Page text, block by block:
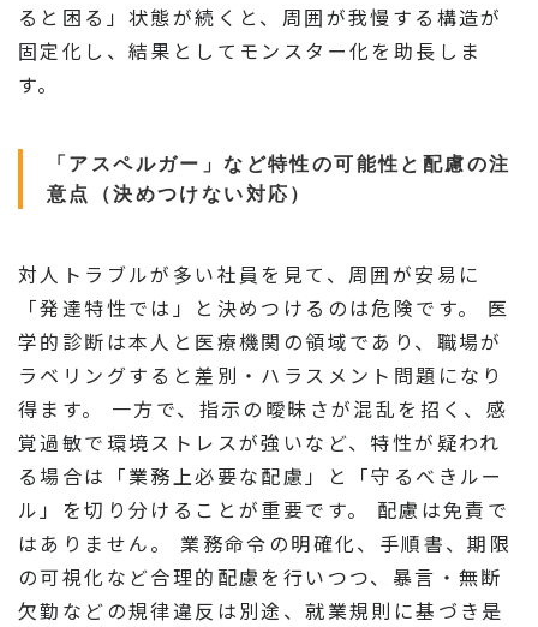
ると困る」状態が続くと、周囲が我慢する構造が
固定化し、結果としてモンスター化を助長しま
す。
「アスペルガー」など特性の可能性と配慮の注
意点（決めつけない対応）
対人トラブルが多い社員を見て、周囲が安易に
「発達特性では」と決めつけるのは危険です。 医
学的診断は本人と医療機関の領域であり、職場が
ラベリングすると差別・ハラスメント問題になり
得ます。 一方で、指示の曖昧さが混乱を招く、感
覚過敏で環境ストレスが強いなど、特性が疑われ
る場合は「業務上必要な配慮」と「守るべきルー
ル」を切り分けることが重要です。 配慮は免責で
はありません。 業務命令の明確化、手順書、期限
の可視化など合理的配慮を行いつつ、暴言・無断
欠勤などの規律違反は別途、就業規則に基づき是